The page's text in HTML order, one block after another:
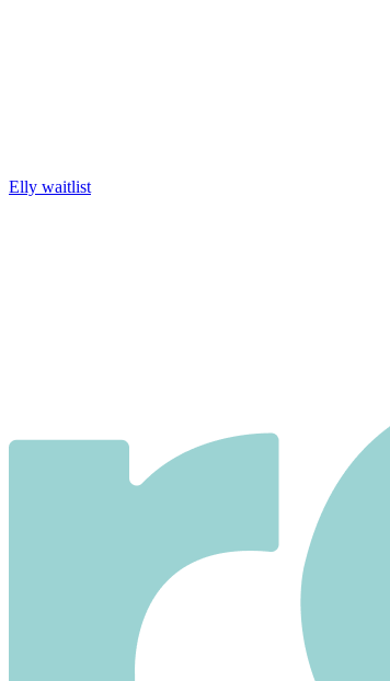
Elly waitlist